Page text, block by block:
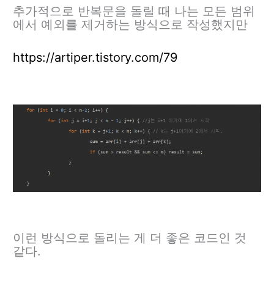
추가적으로 반복문을 돌릴 때 나는 모든 범위
에서 예외를 제거하는 방식으로 작성했지만
https://artiper.tistory.com/79
이런 방식으로 돌리는 게 더 좋은 코드인 것
같다.